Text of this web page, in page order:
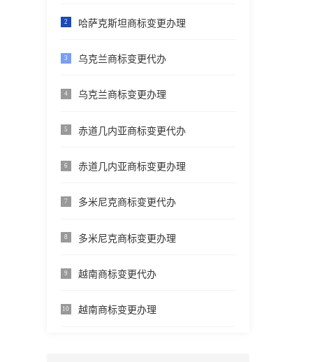
2 哈萨克斯坦商标变更办理
3 乌克兰商标变更代办
4 乌克兰商标变更办理
5 赤道几内亚商标变更代办
6 赤道几内亚商标变更办理
7 多米尼克商标变更代办
8 多米尼克商标变更办理
9 越南商标变更代办
10 越南商标变更办理